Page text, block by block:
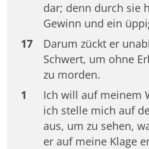
dar; denn durch sie
Gewinn und ein
17
Darum zückt er
Schwert, um ohne
zu morden.
1
Ich will auf meinem
ich stelle mich auf
aus, um zu sehen,
er auf meine Klage